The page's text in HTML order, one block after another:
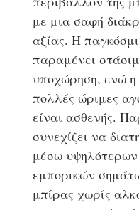
με μια σαφή
αξίας. Η
παραμένει
υποχώρηση, ενώ
πολλές ώριμες
είναι ασθενής.
συνεχίζει να
μέσω
εμπορικών
μπίρας χωρίς